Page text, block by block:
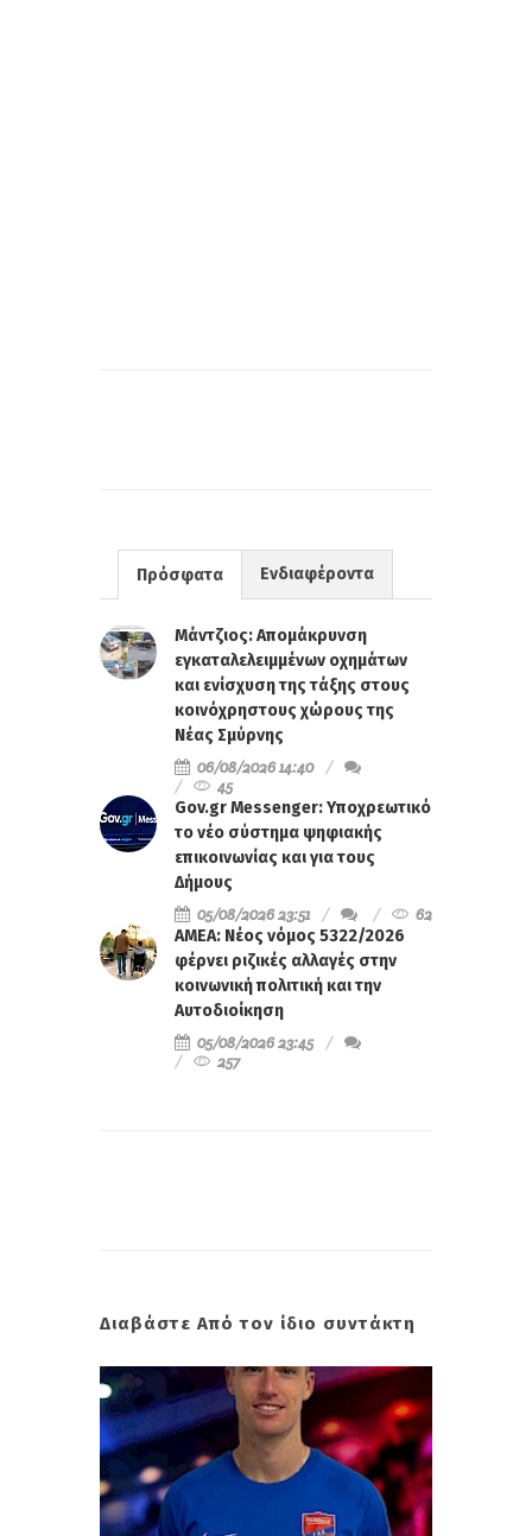
Πρόσφατα Ενδιαφέροντα
Μάντζιος: Απομάκρυνση
εγκαταλελειμμένων οχημάτων
και ενίσχυση της τάξης στους
κοινόχρηστους χώρους της
Νέας Σμύρνης
06/08/2026 14:40
45
Gov.gr Messenger: Υποχρεωτικό
το νέο σύστημα ψηφιακής
επικοινωνίας και για τους
Δήμους
05/08/2026 23:51
62
ΑΜΕΑ: Νέος νόμος 5322/2026
φέρνει ριζικές αλλαγές στην
κοινωνική πολιτική και την
Αυτοδιοίκηση
05/08/2026 23:45
257
Διαβάστε Από τον ίδιο συντάκτη